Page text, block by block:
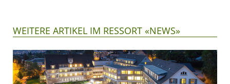
WEITERE ARTIKEL IM RESSORT «NEWS»